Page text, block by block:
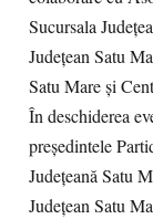
Sucursala
Județean Satu
Satu Mare și
În deschiderea
președintele
Județeană Satu
Județean Satu